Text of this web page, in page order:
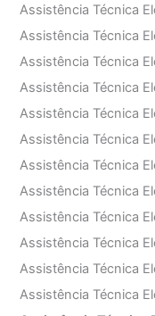
Assistência Técnica
Assistência Técnica
Assistência Técnica
Assistência Técnica
Assistência Técnica
Assistência Técnica
Assistência Técnica
Assistência Técnica
Assistência Técnica
Assistência Técnica
Assistência Técnica
Assistência Técnica